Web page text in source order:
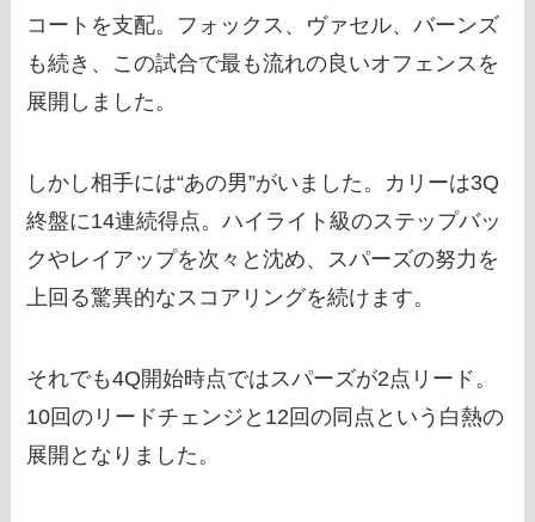
コートを支配。フォックス、ヴァセル、バーンズ
も続き、この試合で最も流れの良いオフェンスを
展開しました。
しかし相手には“あの男”がいました。カリーは3Q
終盤に14連続得点。ハイライト級のステップバッ
クやレイアップを次々と沈め、スパーズの努力を
上回る驚異的なスコアリングを続けます。
それでも4Q開始時点ではスパーズが2点リード。
10回のリードチェンジと12回の同点という白熱の
展開となりました。